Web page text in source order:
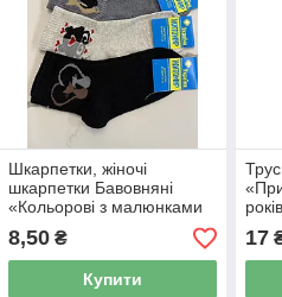
Шкарпетки, жіночі
шкарпетки Бавовняні
«Кольорові з малюнками
8,50₴
Купити
17